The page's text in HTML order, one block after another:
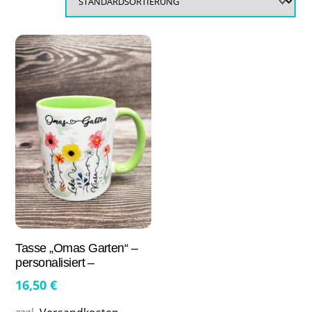
Tasse „Omas Garten“ –
personalisiert –
16,50€